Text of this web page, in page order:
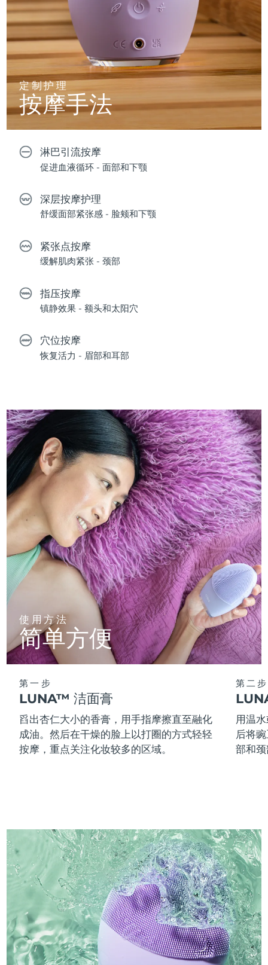
定制护理
按摩手法
淋巴引流按摩
促进血液循环 - 面部和下颚
深层按摩护理
舒缓面部紧张感 - 脸颊和下颚
紧张点按摩
缓解肌肉紧张 - 颈部
指压按摩
镇静效果 - 额头和太阳穴
穴位按摩
恢复活力 - 眉部和耳部
使用方法
简单方便
第一步
LUNA™ 洁面膏
舀出杏仁大小的香膏，用手指摩擦直至融化
成油。然后在干燥的脸上以打圈的方式轻轻
按摩，重点关注化妆较多的区域。
第二步
用温
后将
部和